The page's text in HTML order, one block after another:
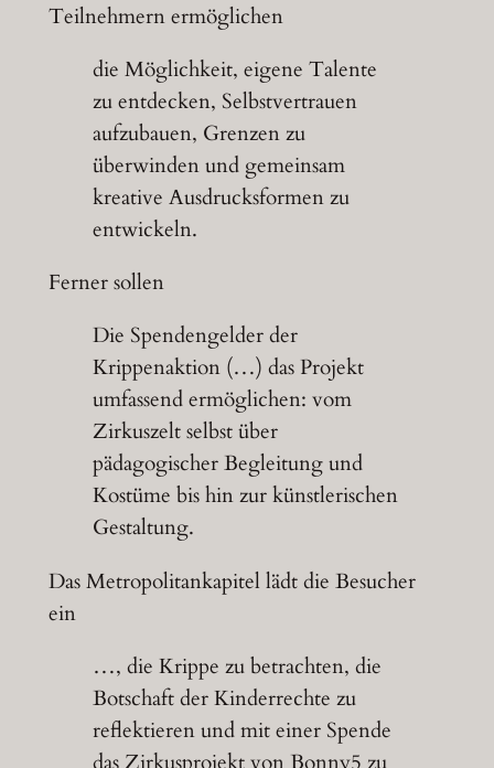
Teilnehmern ermöglichen
die Möglichkeit, eigene Talente
zu entdecken, Selbstvertrauen
aufzubauen, Grenzen zu
überwinden und gemeinsam
kreative Ausdrucksformen zu
entwickeln.
Ferner sollen
Die Spendengelder der
Krippenaktion (…) das Projekt
umfassend ermöglichen: vom
Zirkuszelt selbst über
pädagogischer Begleitung und
Kostüme bis hin zur künstlerischen
Gestaltung.
Das Metropolitankapitel lädt die Besucher
ein
…, die Krippe zu betrachten, die
Botschaft der Kinderrechte zu
reflektieren und mit einer Spende